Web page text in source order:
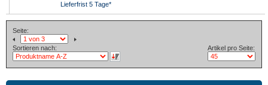
Lieferfrist 5 Tage*
Seite:
Sortieren nach: Artikel pro Seite: